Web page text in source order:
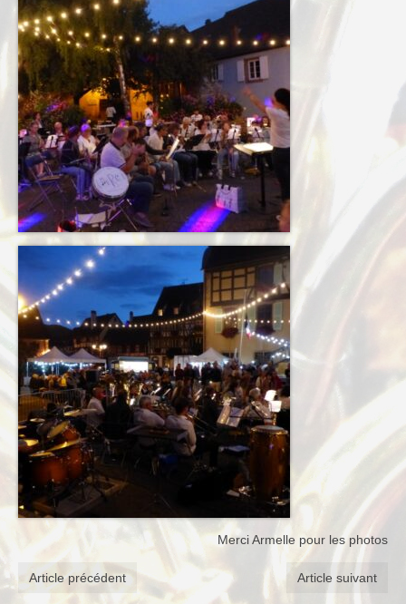
Merci Armelle pour les photos
Article précédent Article suivant